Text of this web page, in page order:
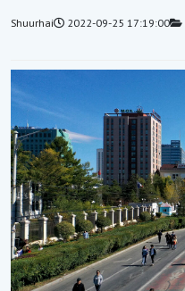
Shuurhai 2022-09-25 17:19:00